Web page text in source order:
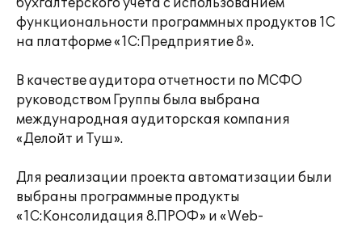
бухгалтерского учета с использованием
функциональности программных продуктов 1С
на платформе «1С:Предприятие 8».
В качестве аудитора отчетности по МСФО
руководством Группы была выбрана
международная аудиторская компания
«Делойт и Туш».
Для реализации проекта автоматизации были
выбраны программные продукты
«1С:Консолидация 8.ПРОФ» и «Web-